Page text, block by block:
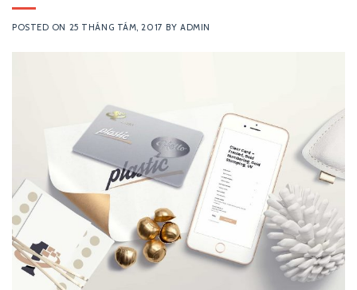
POSTED ON 25 THÁNG TÁM, 2017 BY ADMIN